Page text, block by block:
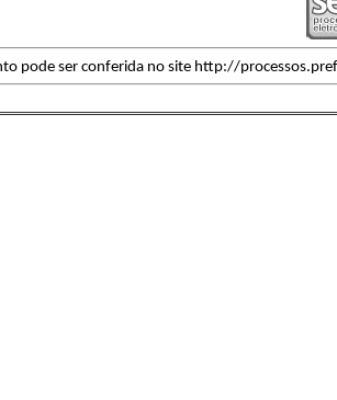
pode ser conferida no site http://